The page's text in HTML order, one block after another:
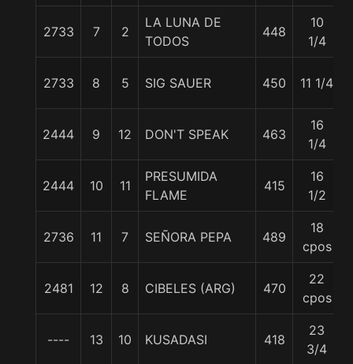
2733 7 2
LA LUNA DE
TODOS
448
10
1/4
2733 8 5 SIG SAUER 450 11 1/4
2444 9 12 DON'T SPEAK 463
16
1/4
2444 10 11
PRESUMIDA
FLAME
415
16
1/2
2736 11 7 SEÑORA PEPA 489
18
cpos
2481 12 8 CIBELES (ARG) 470
22
cpos
---- 13 10 KUSADASI 418
23
3/4